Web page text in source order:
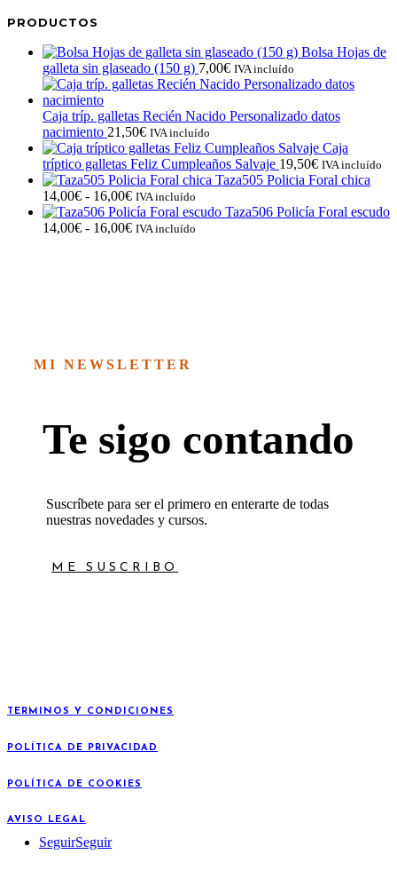
PRODUCTOS
Bolsa Hojas de
galleta sin glaseado (150 g) 7,00€ IVA incluído
Caja tríp. galletas Recién Nacido Personalizado datos
nacimiento 21,50€ IVA incluído
Caja
tríptico galletas Feliz Cumpleaños Salvaje 19,50€ IVA incluído
Taza505 Policia Foral chica
14,00€ - 16,00€Rango
de
precios:
IVA incluído
Taza506 Policía Foral escudo
14,00€ - 16,00€Rango
IVA incluído
MI NEWSLETTER
Te sigo contando
Suscríbete para ser el primero en enterarte de todas
nuestras novedades y cursos.
ME SUSCRIBO
TERMINOS Y CONDICIONES
POLÍTICA DE PRIVACIDAD
POLÍTICA DE COOKIES
AVISO LEGAL
SeguirSeguir